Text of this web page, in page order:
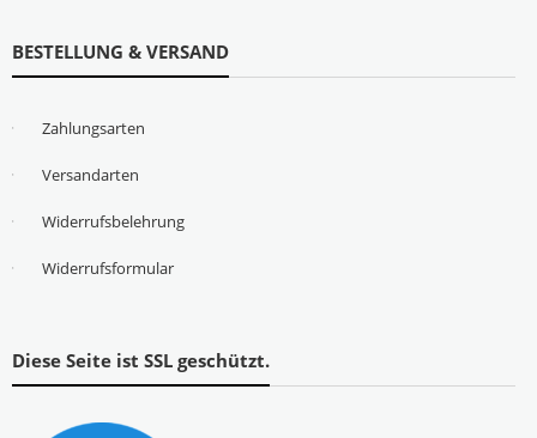
BESTELLUNG & VERSAND
Zahlungsarten
Versandarten
Widerrufsbelehrung
Widerrufsformular
Diese Seite ist SSL geschützt.